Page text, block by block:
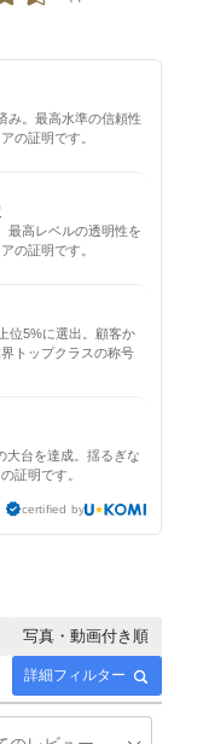
み。最高水準の信頼性
の証明です。
最高レベルの透明性を
の証明です。
位5%に選出。顧客か
トップクラスの称号
大台を達成。揺るぎな
証明です。
certified by
詳細フィルター
写真・動画付き順